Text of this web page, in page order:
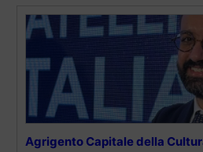
Agrigento Capitale della